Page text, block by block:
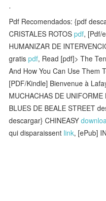
.
Pdf Recomendados: {pdf
CRISTALES ROTOSpdf, [Pdf/
HUMANIZAR DE
gratispdf, Read [pdf]> The
And How You Can Use Them
[PDF/Kindle] Bienvenue à
MUCHACHAS DE
BLUES DE BEALE STREET
descargar} CHINEASY
qui disparaissent link, [ePub]